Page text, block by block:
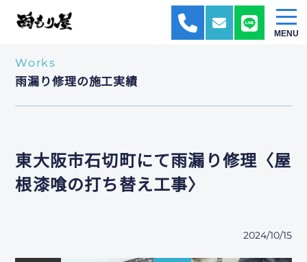
MENU
ホーム 施工実績一覧
東大阪市石切町にて雨漏り修
理〈屋根漆喰の打ち替え工事〉
雨漏り修理の施工実績
Works
東大阪市石切町にて雨漏り修理〈屋
根漆喰の打ち替え工事〉
2024/10/15